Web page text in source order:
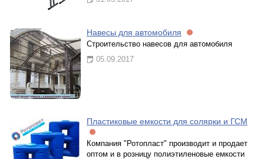
Навесы для автомобиля
Строительство навесов для автомобиля
05.09.2017
Пластиковые емкости для солярки и ГСМ
Компания "Ротопласт" производит и продает
оптом и в розницу полиэтиленовые емкости